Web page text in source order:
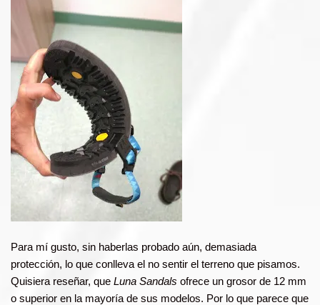
Para mí gusto, sin haberlas probado aún, demasiada
protección, lo que conlleva el no sentir el terreno que pisamos.
Quisiera reseñar, que Luna Sandals ofrece un grosor de 12 mm
o superior en la mayoría de sus modelos. Por lo que parece que